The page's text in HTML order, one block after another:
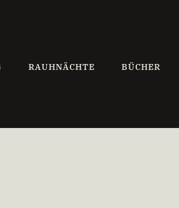
RAUHNÄCHTE BÜCHER